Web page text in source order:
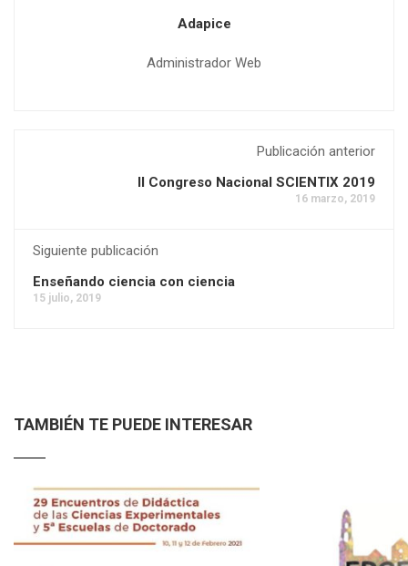
Adapice
Administrador Web
Publicación anterior
II Congreso Nacional SCIENTIX 2019
16 marzo, 2019
Siguiente publicación
Enseñando ciencia con ciencia
15 julio, 2019
TAMBIÉN TE PUEDE INTERESAR